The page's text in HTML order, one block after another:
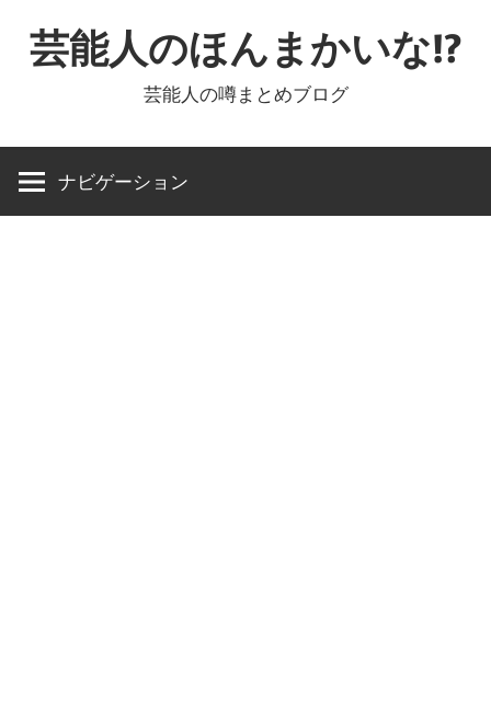
ツ
芸能人のほんまかいな!?
芸能人の噂まとめブログ
ナビゲーション